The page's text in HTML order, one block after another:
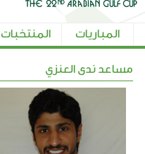
المباريات المنتخبات
مساعد ندى العنزي